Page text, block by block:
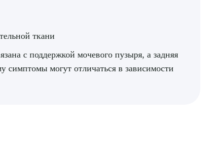
ткани
с поддержкой мочевого пузыря, а задняя
могут отличаться в зависимости